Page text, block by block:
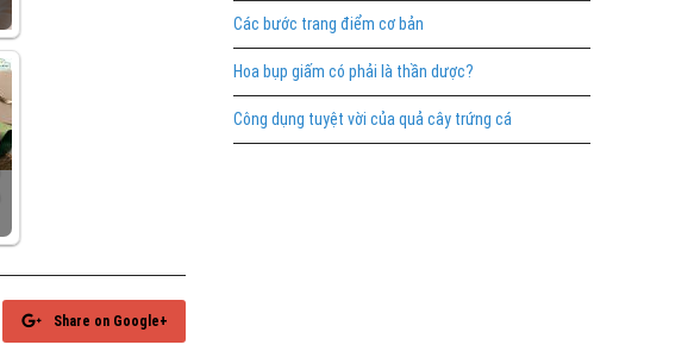
Share on Google+
Các bước trang điểm cơ bản
Hoa bụp giấm có phải là thần dược?
Công dụng tuyệt vời của quả cây trứng cá